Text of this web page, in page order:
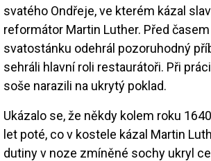
svatého Ondřeje, ve kterém kázal
reformátor Martin Luther. Před
svatostánku odehrál pozoruhodný
sehráli hlavní roli restaurátoři. Při
soše narazili na ukrytý poklad.
Ukázalo se, že někdy kolem roku
let poté, co v kostele kázal Martin
dutiny v noze zmíněné sochy ukryl